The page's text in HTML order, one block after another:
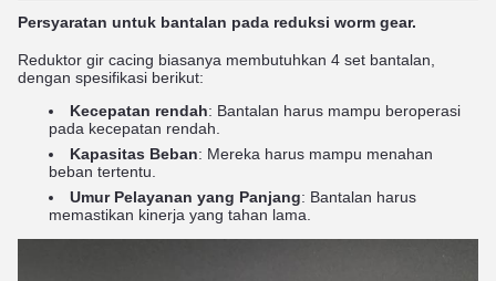
Persyaratan untuk bantalan pada reduksi worm gear.
Reduktor gir cacing biasanya membutuhkan 4 set bantalan,
dengan spesifikasi berikut:
Kecepatan rendah: Bantalan harus mampu beroperasi
pada kecepatan rendah.
Kapasitas Beban: Mereka harus mampu menahan
beban tertentu.
Umur Pelayanan yang Panjang: Bantalan harus
memastikan kinerja yang tahan lama.